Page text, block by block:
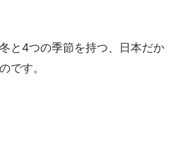
と4つの季節を持つ、日本だか
です。